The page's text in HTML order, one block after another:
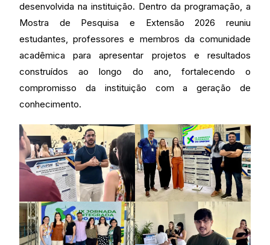
desenvolvida na instituição. Dentro da programação, a
Mostra de Pesquisa e Extensão 2026 reuniu
estudantes, professores e membros da comunidade
acadêmica para apresentar projetos e resultados
construídos ao longo do ano, fortalecendo o
compromisso da instituição com a geração de
conhecimento.